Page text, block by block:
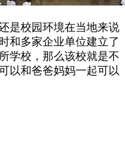
是校园环境在当地来说
和多家企业单位建立了
学校，那么该校就是不
以和爸爸妈妈一起可以